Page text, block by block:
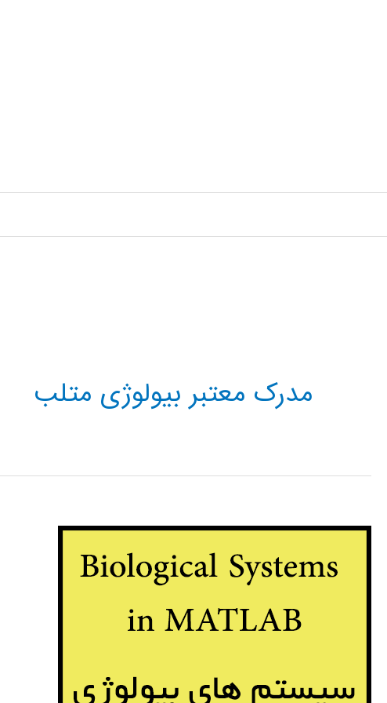
مدرک معتبر بیولوژی متلب